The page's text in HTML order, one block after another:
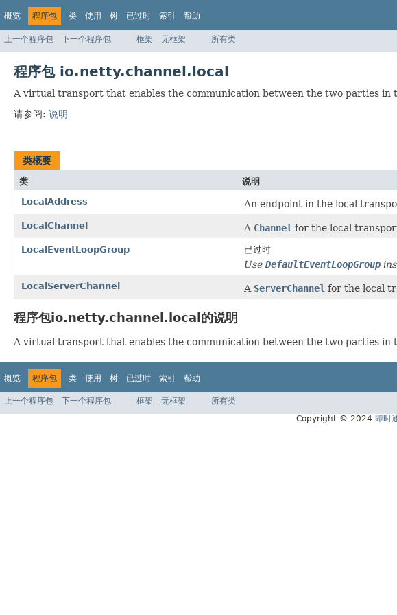
概览 程序包 类 使用 树 已过时 索引 帮助
上一个程序包 下一个程序包 框架 无框架 所有类
程序包 io.netty.channel.local
A virtual transport that enables the communication between the two parties in
请参阅: 说明
类概要
类
说明
LocalAddress
An endpoint in the local
LocalChannel A Channel for the local
LocalEventLoopGroup 已过时
Use DefaultEventLoopGroup
LocalServerChannel A ServerChannel for the local
程序包io.netty.channel.local的说明
A virtual transport that enables the communication between the two parties in
概览 程序包 类 使用 树 已过时 索引 帮助
上一个程序包 下一个程序包 框架 无框架
所有类
Copyright © 2024 即时